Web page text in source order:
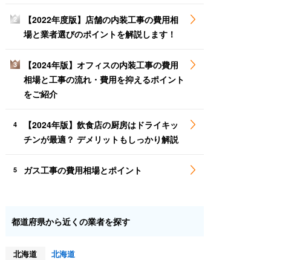
2
【2022年度版】店舗の内装工事の費用相
場と業者選びのポイントを解説します！
3
【2024年版】オフィスの内装工事の費用
相場と工事の流れ・費用を抑えるポイント
をご紹介
4
【2024年版】飲食店の厨房はドライキッ
チンが最適？ デメリットもしっかり解説
5 ガス工事の費用相場とポイント
都道府県から近くの業者を探す
北海道
北海道